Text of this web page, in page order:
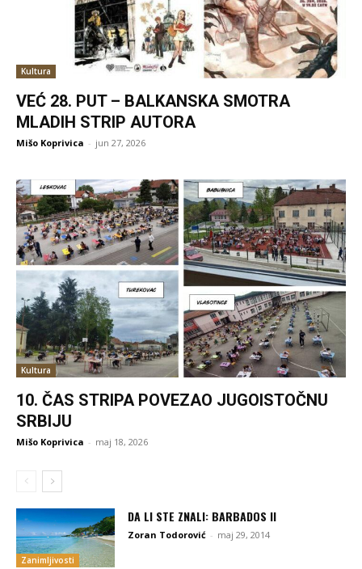
Kultura
VEĆ 28. PUT – BALKANSKA SMOTRA
MLADIH STRIP AUTORA
Mišo Koprivica - jun 27, 2026
Kultura
10. ČAS STRIPA POVEZAO JUGOISTOČNU
SRBIJU
Mišo Koprivica - maj 18, 2026
Zanimljivosti
DA LI STE ZNALI: BARBADOS II
Zoran Todorović - maj 29, 2014